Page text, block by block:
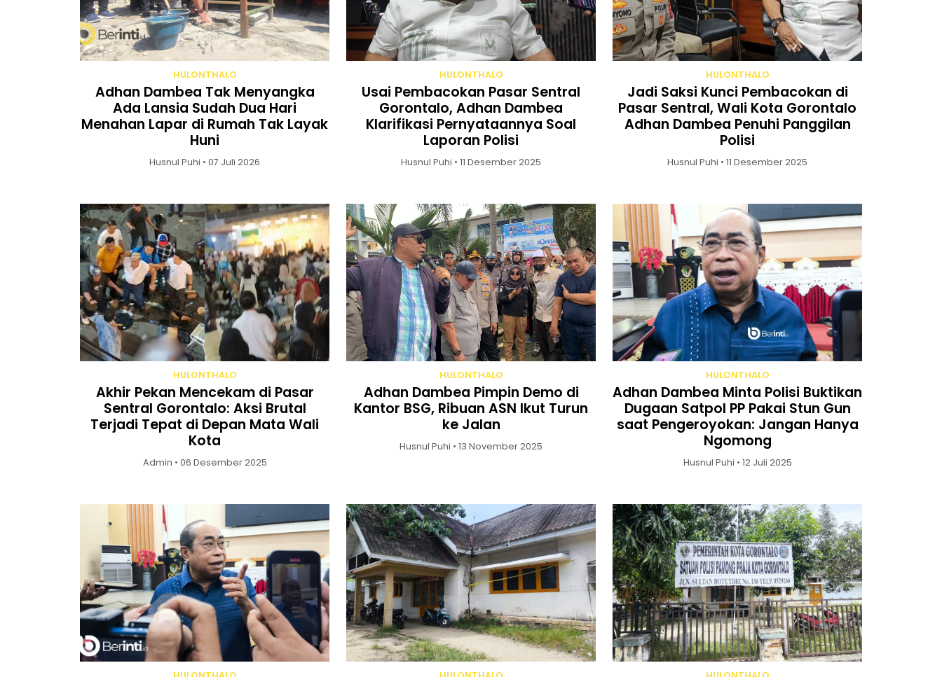
HULONTHALO
Adhan Dambea Tak Menyangka
Ada Lansia Sudah Dua Hari
Menahan Lapar di Rumah Tak Layak
Huni
Husnul Puhi • 07 Juli 2026
HULONTHALO
Usai Pembacokan Pasar Sentral
Gorontalo, Adhan Dambea
Klarifikasi Pernyataannya Soal
Laporan Polisi
Husnul Puhi • 11 Desember 2025
HULONTHALO
Jadi Saksi Kunci Pembacokan di
Pasar Sentral, Wali Kota Gorontalo
Adhan Dambea Penuhi Panggilan
Polisi
Husnul Puhi • 11 Desember 2025
HULONTHALO
Akhir Pekan Mencekam di Pasar
Sentral Gorontalo: Aksi Brutal
Terjadi Tepat di Depan Mata Wali
Kota
Admin • 06 Desember 2025
HULONTHALO
Adhan Dambea Pimpin Demo di
Kantor BSG, Ribuan ASN Ikut Turun
ke Jalan
Husnul Puhi • 13 November 2025
HULONTHALO
Adhan Dambea Minta Polisi Buktikan
Dugaan Satpol PP Pakai Stun Gun
saat Pengeroyokan: Jangan Hanya
Ngomong
Husnul Puhi • 12 Juli 2025